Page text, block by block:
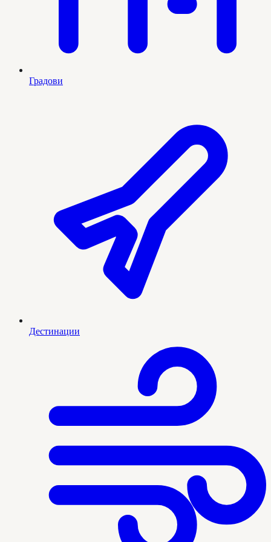
Градови
Дестинации